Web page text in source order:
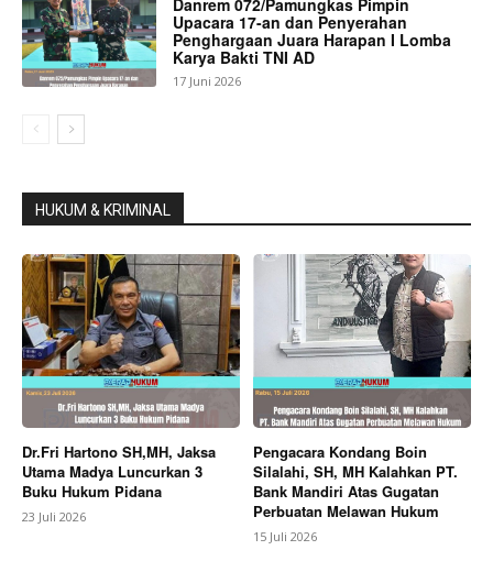
Danrem 072/Pamungkas Pimpin
Upacara 17-an dan Penyerahan
Penghargaan Juara Harapan I Lomba
Karya Bakti TNI AD
17 Juni 2026
HUKUM & KRIMINAL
Dr.Fri Hartono SH,MH, Jaksa
Utama Madya Luncurkan 3
Buku Hukum Pidana
23 Juli 2026
Pengacara Kondang Boin
Silalahi, SH, MH Kalahkan PT.
Bank Mandiri Atas Gugatan
Perbuatan Melawan Hukum
15 Juli 2026